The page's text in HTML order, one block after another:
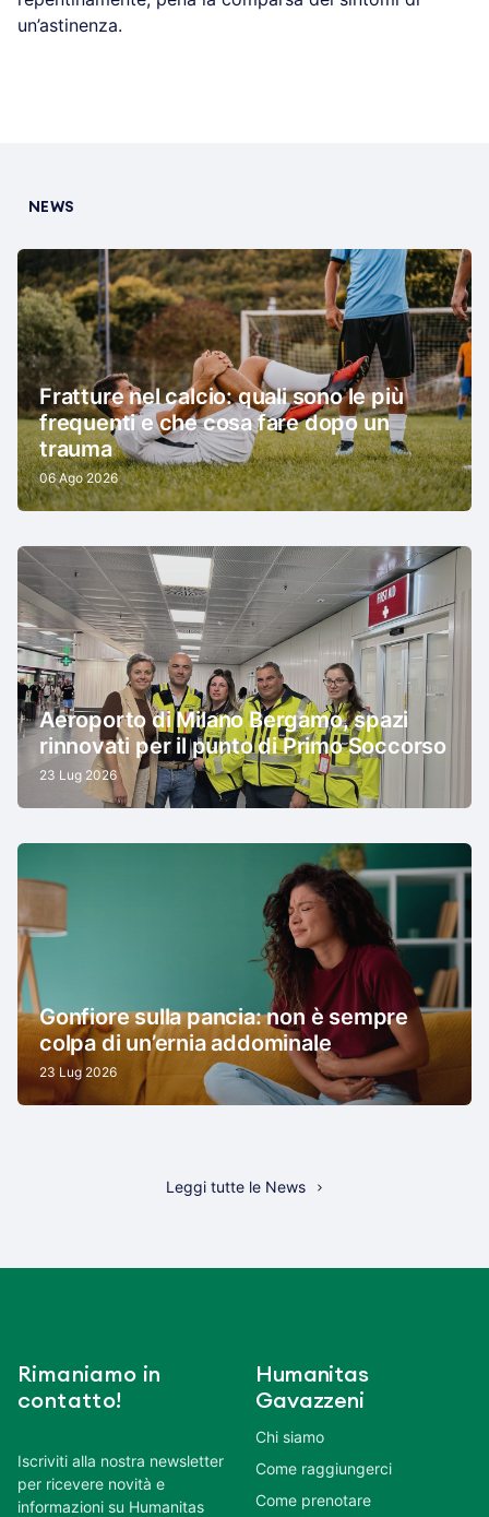
un’astinenza.
NEWS
Fratture nel calcio: quali sono le più
frequenti e che cosa fare dopo un
trauma
06 Ago 2026
Aeroporto di Milano Bergamo, spazi
rinnovati per il punto di Primo Soccorso
23 Lug 2026
Gonfiore sulla pancia: non è sempre
colpa di un’ernia addominale
23 Lug 2026
Leggi tutte le News
Rimaniamo in
contatto!
Iscriviti alla nostra newsletter
per ricevere novità e
informazioni su Humanitas
Humanitas
Gavazzeni
Chi siamo
Come raggiungerci
Come prenotare